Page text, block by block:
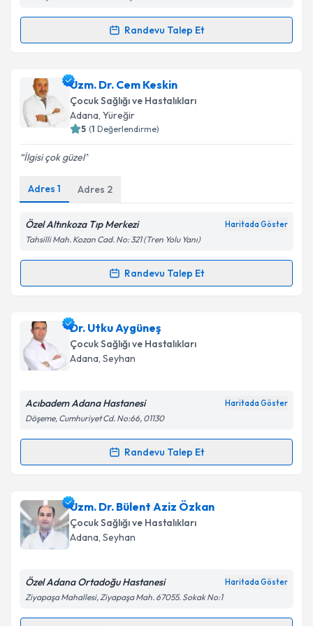
Kişisel verilerimin işlenmesine ilişkinAydınlatma
'ni okudum ve kişisel verilerimin belirtilen
kapsamda işlenmesini kabul ediyorum.
Takvim Talebini Gönder
Randevu Talep Et
Randevu Takvimi Talebi
Uzm. Dr. Tuba Zekiye Özaslan
talebi oluşturun. Size bu uzmandan randevu almanız
için bir takvim hazırlandığında e-posta ile
bilgilendireceğiz.
E-posta Adresiniz
Kişisel verilerimin işlenmesine ilişkin
Aydınlatma
Metni'ni okudum ve kişisel verilerimin belirtilen
Uzm. Dr. Cem Keskin
Çocuk Sağlığı ve Hastalıkları
Adana, Yüreğir
5 (1 Değerlendirme)
İlgisi çok güzel
Adres 1 Adres 2
Özel Altınkoza Tıp Merkezi Haritada Göster
Tahsilli Mah. Kozan Cad. No: 321 (Tren Yolu Yanı)
Randevu Talep Et
Randevu Takvimi Talebi
Uzm. Dr. Cem Keskiniçin randevu takvimi talebi
oluşturun. Size bu uzmandan randevu almanız için bir
takvim hazırlandığında e-posta ile bilgilendireceğiz.
Kişisel verilerimin işlenmesine ilişkin
Metni'ni okudum ve kişisel verilerimin belirtilen
Takvim Talebini Gönder
Dr. Utku Aygüneş
Çocuk Sağlığı ve Hastalıkları
Adana, Seyhan
Acıbadem Adana Hastanesi Haritada Göster
Döşeme, Cumhuriyet Cd. No:66, 01130
Randevu Talep Et
Randevu Takvimi Talebi
Dr. Utku Aygüneşiçin randevu takvimi talebi
oluşturun. Size bu uzmandan randevu almanız için bir
takvim hazırlandığında e-posta ile bilgilendireceğiz.
Uzm. Dr. Bülent Aziz Özkan
Çocuk Sağlığı ve Hastalıkları
Adana, Seyhan
Özel Adana Ortadoğu Hastanesi Haritada Göster
Ziyapaşa Mahallesi, Ziyapaşa Mah. 67055. Sokak No:1